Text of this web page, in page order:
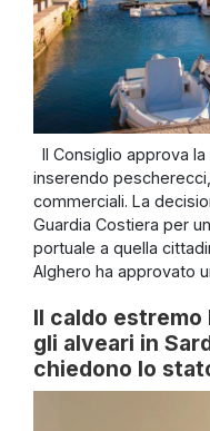
Il Consiglio approva
inserendo
commerciali. La
Guardia Costiera per
portuale a quella
Alghero ha approvato
Il caldo
gli alveari in
chiedono lo